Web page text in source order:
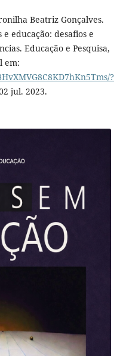
Beatriz Gonçalves.
educação: desafios e
Educação e Pesquisa,
em:
?
jul. 2023.